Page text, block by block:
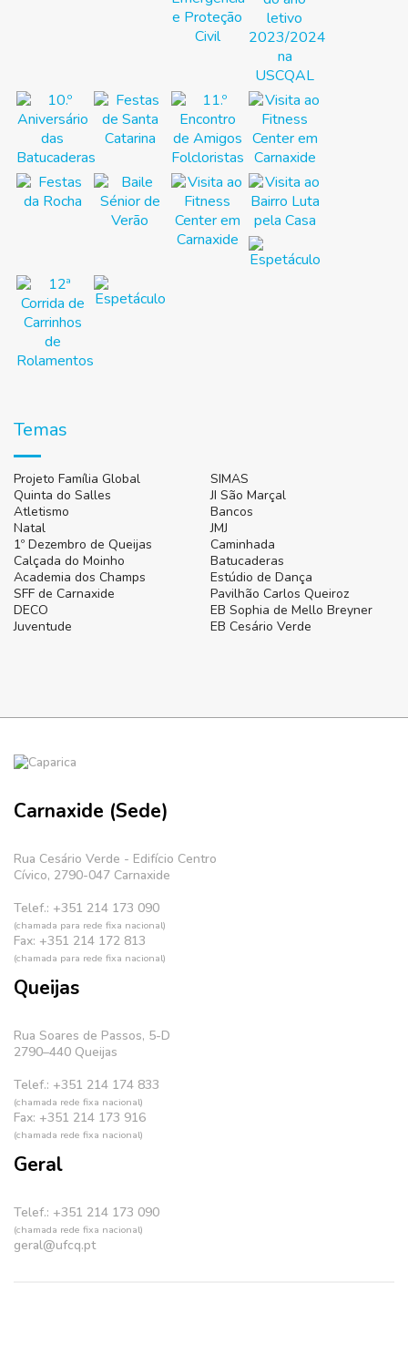
Temas
Projeto Família Global
Quinta do Salles
Atletismo
Natal
1º Dezembro de Queijas
Calçada do Moinho
Academia dos Champs
SFF de Carnaxide
DECO
Juventude
SIMAS
JI São Marçal
Bancos
JMJ
Caminhada
Batucaderas
Estúdio de Dança
Pavilhão Carlos Queiroz
EB Sophia de Mello Breyner
EB Cesário Verde
Carnaxide (Sede)
Rua Cesário Verde - Edifício Centro
Cívico, 2790-047 Carnaxide
Telef.: +351 214 173 090
(chamada para rede fixa nacional)
Fax: +351 214 172 813
(chamada para rede fixa nacional)
Queijas
Rua Soares de Passos, 5-D
2790–440 Queijas
Telef.: +351 214 174 833
(chamada rede fixa nacional)
Fax: +351 214 173 916
(chamada rede fixa nacional)
Geral
Telef.: +351 214 173 090
(chamada rede fixa nacional)
geral@ufcq.pt